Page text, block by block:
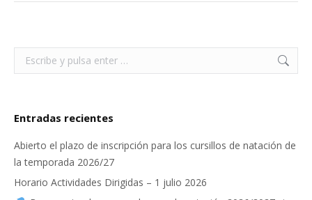
Buscar:
Entradas recientes
Abierto el plazo de inscripción para los cursillos de natación de
la temporada 2026/27
Horario Actividades Dirigidas – 1 julio 2026